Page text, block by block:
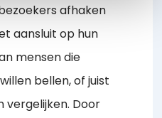
afhaken
aansluit op hun
mensen die
bellen, of juist
vergelijken. Door